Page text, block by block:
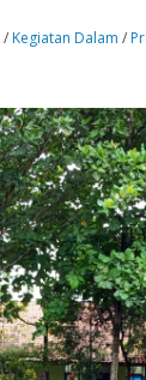
/ Kegiatan Dalam /